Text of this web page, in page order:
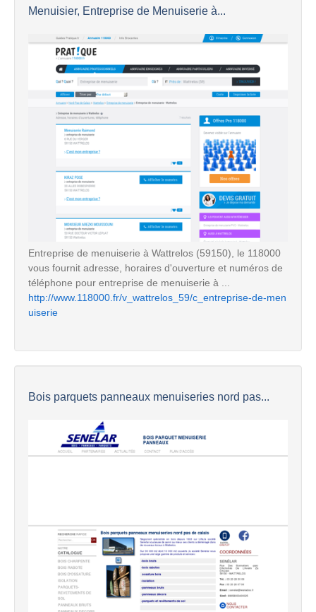
Menuisier, Entreprise de Menuiserie à...
Entreprise de menuiserie à Wattrelos (59150), le 118000
vous fournit adresse, horaires d'ouverture et numéros de
téléphone pour entreprise de menuiserie à ...
http://www.118000.fr/v_wattrelos_59/c_entreprise-de-men
uiserie
Bois parquets panneaux menuiseries nord pas...